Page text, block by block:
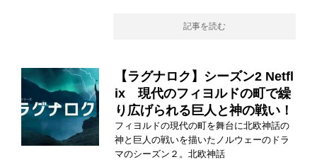
記事を読む
【ラグナロク】シーズン2 Netfl
ix 現代のフィヨルドの町で繰
り広げられる巨人と神の戦い！
フィヨルドの現代の町を舞台に北欧神話の
神と巨人の戦いを描いたノルウェーのドラ
マのシーズン２。北欧神話